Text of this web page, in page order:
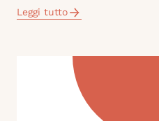
Leggi tutto